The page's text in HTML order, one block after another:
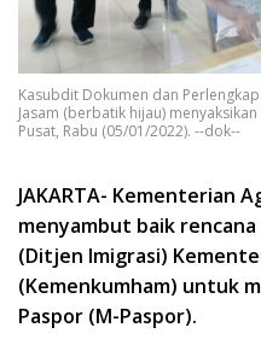
Kasubdit Dokumen dan
Jasam (berbatik hijau)
Pusat, Rabu (05/01/2022). --dok--
JAKARTA- Kementerian
menyambut baik
(Ditjen Imigrasi)
(Kemenkumham) untuk
Paspor (M-Paspor).